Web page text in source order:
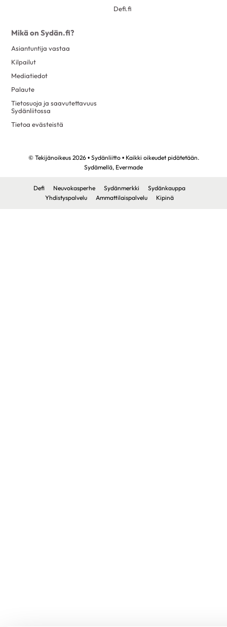
Defi.fi
Mikä on Sydän.fi?
Asiantuntija vastaa
Kilpailut
Mediatiedot
Palaute
Tietosuoja ja saavutettavuus
Sydänliitossa
Tietoa evästeistä
© Tekijänoikeus 2026 • Sydänliitto • Kaikki oikeudet pidätetään.
Sydämellä, Evermade
Defi Neuvokasperhe Sydänmerkki
Sydänkauppa
Yhdistyspalvelu
Ammattilaispalvelu Kipinä